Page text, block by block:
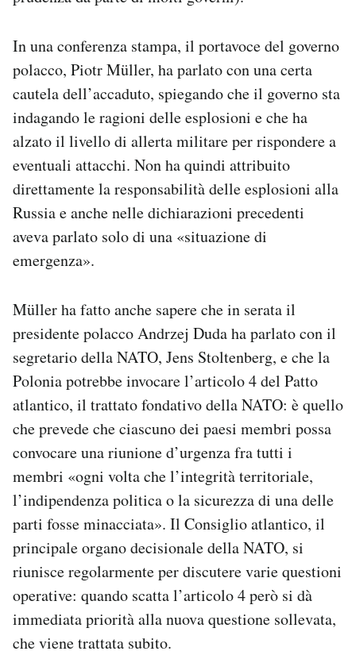
In una conferenza stampa, il portavoce del governo
polacco, Piotr Müller, ha parlato con una certa
cautela dell’accaduto, spiegando che il governo sta
indagando le ragioni delle esplosioni e che ha
alzato il livello di allerta militare per rispondere a
eventuali attacchi. Non ha quindi attribuito
direttamente la responsabilità delle esplosioni alla
Russia e anche nelle dichiarazioni precedenti
aveva parlato solo di una «situazione di
emergenza».
Müller ha fatto anche sapere che in serata il
presidente polacco Andrzej Duda ha parlato con il
segretario della NATO, Jens Stoltenberg, e che la
Polonia potrebbe invocare l’articolo 4 del Patto
atlantico, il trattato fondativo della NATO: è quello
che prevede che ciascuno dei paesi membri possa
convocare una riunione d’urgenza fra tutti i
membri «ogni volta che l’integrità territoriale,
l’indipendenza politica o la sicurezza di una delle
parti fosse minacciata». Il Consiglio atlantico, il
principale organo decisionale della NATO, si
riunisce regolarmente per discutere varie questioni
operative: quando scatta l’articolo 4 però si dà
immediata priorità alla nuova questione sollevata,
che viene trattata subito.